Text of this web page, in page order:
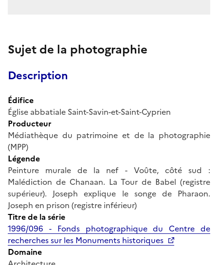
Sujet de la photographie
Description
Édifice
Église abbatiale Saint-Savin-et-Saint-Cyprien
Producteur
Médiathèque du patrimoine et de la photographie
(MPP)
Légende
Peinture murale de la nef - Voûte, côté sud :
Malédiction de Chanaan. La Tour de Babel (registre
supérieur). Joseph explique le songe de Pharaon.
Joseph en prison (registre inférieur)
Titre de la série
1996/096 - Fonds photographique du Centre de
recherches sur les Monuments historiques
Domaine